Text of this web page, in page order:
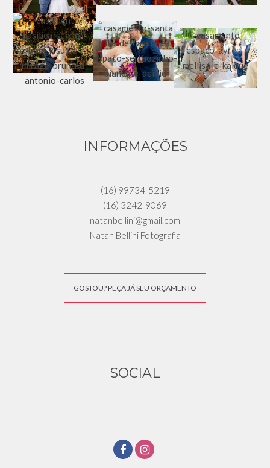
INFORMAÇÕES
(16) 99734-5219
(16) 3242-9069
natanbellini@gmail.com
Natan Bellini Fotografia
GOSTOU? PEÇA JÁ SEU ORÇAMENTO
SOCIAL